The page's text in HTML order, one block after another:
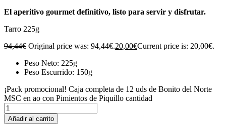
El aperitivo gourmet definitivo, listo para servir y disfrutar.
Tarro 225g
94,44€ Original price was: 94,44€.20,00€Current price is: 20,00€.
Peso Neto: 225g
Peso Escurrido: 150g
¡Pack promocional! Caja completa de 12 uds de Bonito del Norte
MSC en ao con Pimientos de Piquillo cantidad
Añadir al carrito